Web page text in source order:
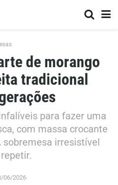
de morango
tradicional
para fazer uma
com massa crocante
irresistível
06/2026